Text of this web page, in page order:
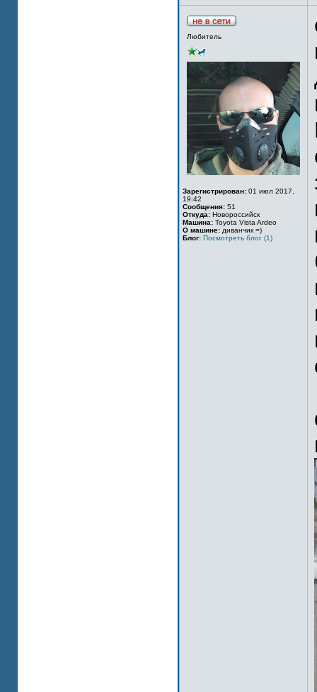
Любитель
Зарегистрирован: 01 июл 2017,
19:42
Сообщения: 51
Откуда: Новороссийск
Машина: Toyota Vista Ardeo
О машине: диванчик =)
Блог: Посмотреть блог (1)